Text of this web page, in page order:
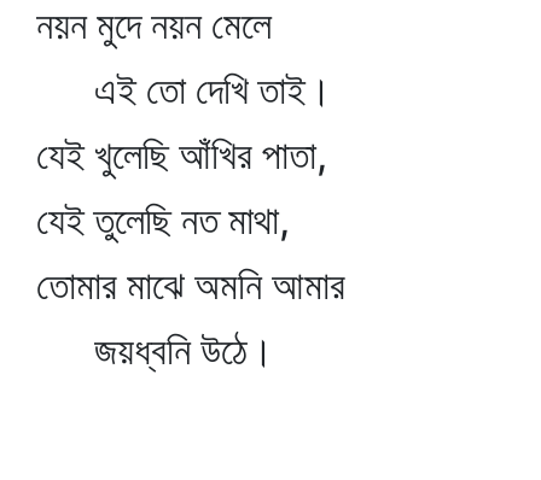
নয়ন মুদে নয়ন মেলে
এই তো দেখি তাই।
যেই খুলেছি আঁখির পাতা,
যেই তুলেছি নত মাথা,
তোমার মাঝে অমনি আমার
জয়ধ্বনি উঠে।